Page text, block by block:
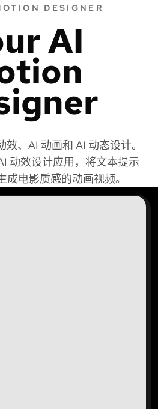
DESIGNER
AI
、AI 动画和 AI 动态设计。
动效设计应用，将文本提示
成电影质感的动画视频。